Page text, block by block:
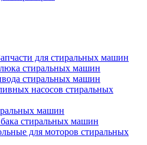
для стиральных машин
стиральных машин
стиральных машин
насосов стиральных
машин
стиральных машин
для моторов стиральных